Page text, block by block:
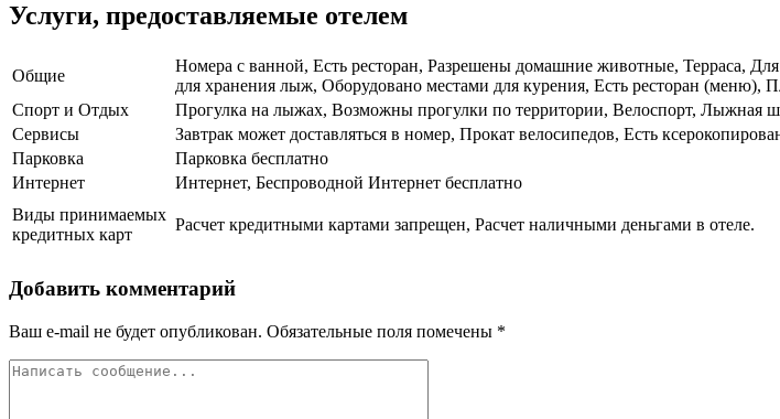
Услуги, предоставляемые отелем
Общие
Номера с ванной, Есть ресторан, Разрешены домашние животные, Терраса,
для хранения лыж, Оборудовано местами для курения, Есть ресторан (меню),
Спорт и Отдых
Прогулка на лыжах, Возможны прогулки по территории, Велоспорт, Лыжная
Сервисы
Завтрак может доставляться в номер, Прокат велосипедов, Есть
Парковка
Парковка бесплатно
Интернет
Интернет, Беспроводной Интернет бесплатно
Виды принимаемых
кредитных карт
Расчет кредитными картами запрещен, Расчет наличными деньгами в отеле.
Добавить комментарий
Ваш e-mail не будет опубликован. Обязательные поля помечены *